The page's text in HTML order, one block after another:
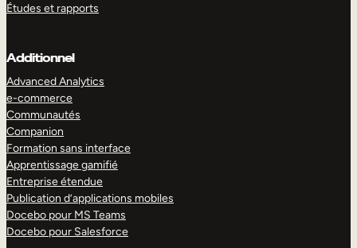
Études et rapports
Additionnel
Advanced Analytics
e-commerce
Communautés
Companion
Formation sans interface
Apprentissage gamifié
Entreprise étendue
Publication d’applications mobiles
Docebo pour MS Teams
Docebo pour Salesforce